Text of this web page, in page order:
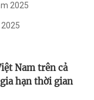
2025
Nam trên cả
hạn thời gian